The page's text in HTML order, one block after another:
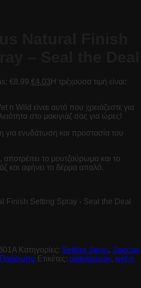
€8.99.€4.03 Η τρέχουσα τιμή είναι:
n Wild είναι αυτό που χρειάζεστε για
στο μακιγιάζ σας για ώρες!
για ενυδάτωση και προστασία του
αποτρέπει το μουτζούρωμα και το
και αφήνει το δέρμα απαλό.
Finish Setting Spray - Seal the Deal
Κατηγορίες: Setting Spray, Special
Πρόσωπο Ετικέτες: settingspray, wet n